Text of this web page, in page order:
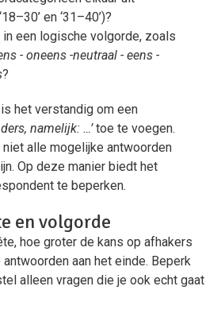
en ‘31–40’)?
in een logische volgorde, zoals
- oneens -neutraal - eens -
?
het verstandig om een
namelijk: …’toe te voegen.
niet alle mogelijke antwoorden
Op deze manier biedt het
te beperken.
en volgorde
hoe groter de kans op afhakers
aan het einde. Beperk
alleen vragen die je ook echt gaat